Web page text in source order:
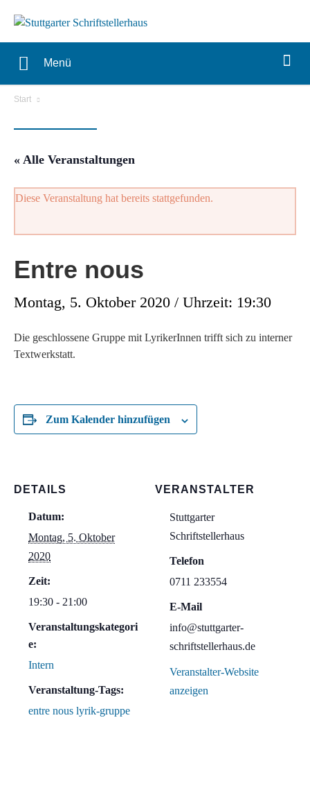
Menü
Start
« Alle Veranstaltungen
Diese Veranstaltung hat bereits stattgefunden.
Entre nous
Montag, 5. Oktober 2020 / Uhrzeit: 19:30
Die geschlossene Gruppe mit LyrikerInnen trifft sich zu interner
Textwerkstatt.
Zum Kalender hinzufügen
DETAILS
Datum:
Montag, 5. Oktober
2020
Zeit:
19:30 - 21:00
Veranstaltungskategori
e:
Intern
Veranstaltung-Tags:
entre nous lyrik-gruppe
VERANSTALTER
Stuttgarter
Schriftstellerhaus
Telefon
0711 233554
E-Mail
info@stuttgarter-
schriftstellerhaus.de
Veranstalter-Website
anzeigen